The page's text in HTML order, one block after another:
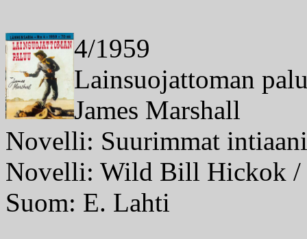
4/1959
Lainsuojattoman
James Marshall
Novelli: Suurimmat
Novelli: Wild Bill Hickok /
Suom: E. Lahti